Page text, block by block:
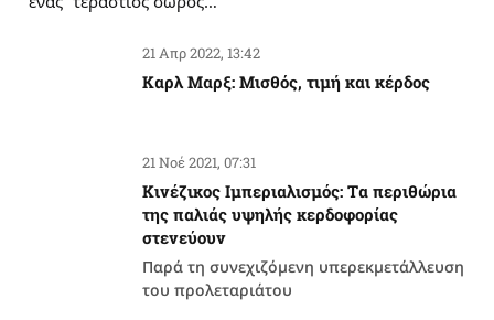
21 Απρ 2022, 13:42
Καρλ Μαρξ: Μισθός, τιμή και κέρδος
21 Νοέ 2021, 07:31
Κινέζικος Ιμπεριαλισμός: Tα περιθώρια
της παλιάς υψηλής κερδοφορίας
στενεύουν
Παρά τη συνεχιζόμενη υπερεκμετάλλευση
του προλεταριάτου